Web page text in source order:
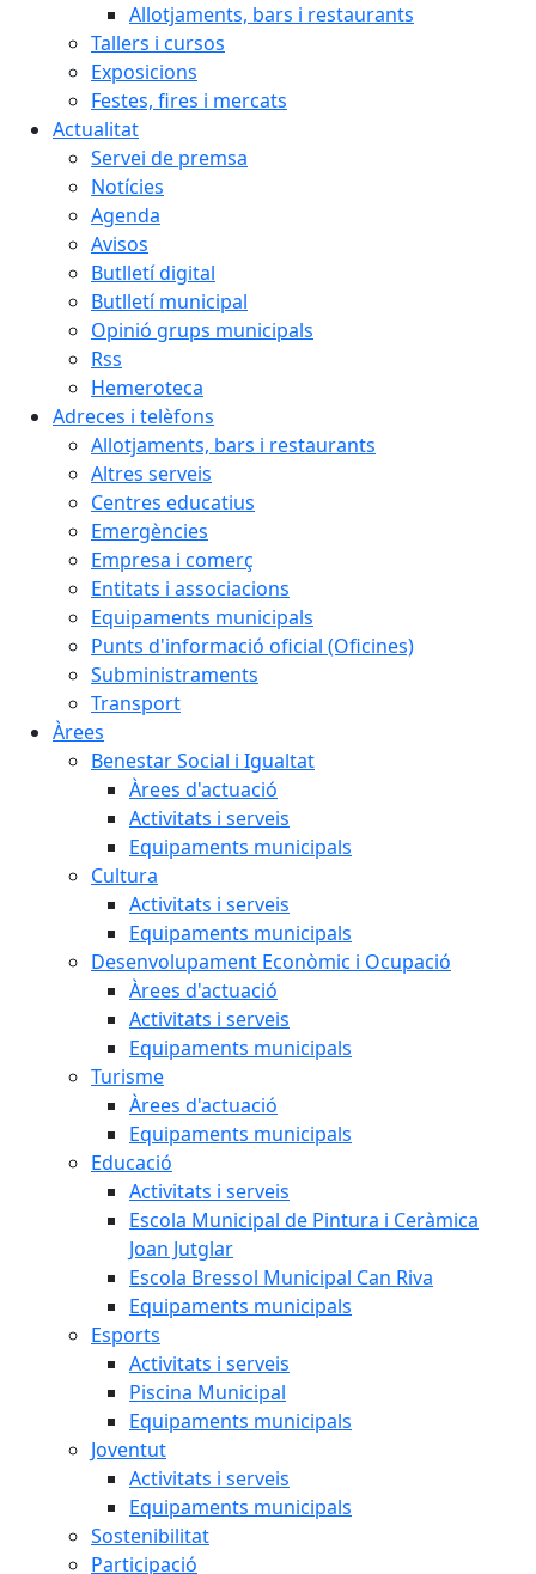
Allotjaments, bars i restaurants
Tallers i cursos
Exposicions
Festes, fires i mercats
Actualitat
Servei de premsa
Notícies
Agenda
Avisos
Butlletí digital
Butlletí municipal
Opinió grups municipals
Rss
Hemeroteca
Adreces i telèfons
Allotjaments, bars i restaurants
Altres serveis
Centres educatius
Emergències
Empresa i comerç
Entitats i associacions
Equipaments municipals
Punts d'informació oficial (Oficines)
Subministraments
Transport
Àrees
Benestar Social i Igualtat
Àrees d'actuació
Activitats i serveis
Equipaments municipals
Cultura
Activitats i serveis
Equipaments municipals
Desenvolupament Econòmic i Ocupació
Àrees d'actuació
Activitats i serveis
Equipaments municipals
Turisme
Àrees d'actuació
Equipaments municipals
Educació
Activitats i serveis
Escola Municipal de Pintura i Ceràmica
Joan Jutglar
Escola Bressol Municipal Can Riva
Equipaments municipals
Esports
Activitats i serveis
Piscina Municipal
Equipaments municipals
Joventut
Activitats i serveis
Equipaments municipals
Sostenibilitat
Participació